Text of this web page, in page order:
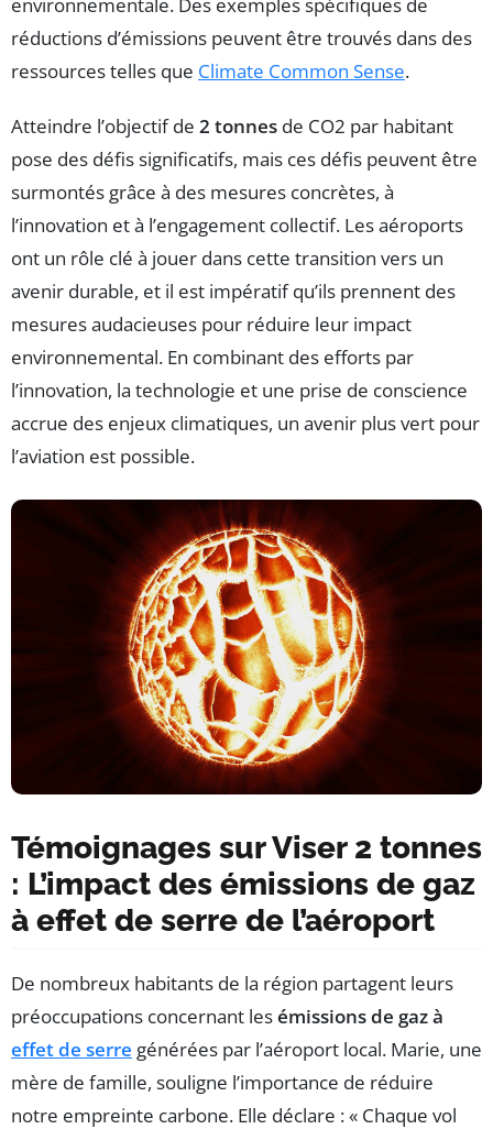
environnementale. Des exemples spécifiques de
réductions d’émissions peuvent être trouvés dans des
ressources telles que Climate Common Sense.
Atteindre l’objectif de 2 tonnes de CO2 par habitant
pose des défis significatifs, mais ces défis peuvent être
surmontés grâce à des mesures concrètes, à
l’innovation et à l’engagement collectif. Les aéroports
ont un rôle clé à jouer dans cette transition vers un
avenir durable, et il est impératif qu’ils prennent des
mesures audacieuses pour réduire leur impact
environnemental. En combinant des efforts par
l’innovation, la technologie et une prise de conscience
accrue des enjeux climatiques, un avenir plus vert pour
l’aviation est possible.
Témoignages sur Viser 2 tonnes
: L’impact des émissions de gaz
à effet de serre de l’aéroport
De nombreux habitants de la région partagent leurs
préoccupations concernant lesémissions de gaz à
effet de serre générées par l’aéroport local. Marie, une
mère de famille, souligne l’importance de réduire
notre empreinte carbone. Elle déclare : « Chaque vol